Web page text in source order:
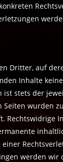
Dritter, auf
Inhalte
stets der
Seiten wurden
Rechtswidrige
werden wir